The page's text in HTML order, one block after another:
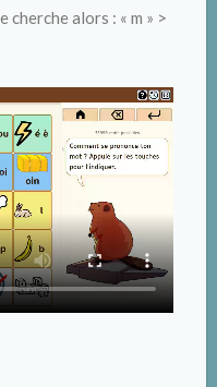
cherche alors : « m » >